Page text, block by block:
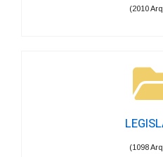
(2010
(1098